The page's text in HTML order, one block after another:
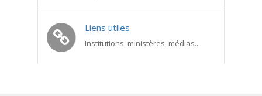
Liens utiles
Institutions, ministères, médias...